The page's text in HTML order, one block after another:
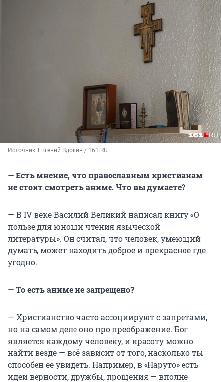
Источник: Евгений Вдовин / 161.RU
— Есть мнение, что православным христианам
не стоит смотреть аниме. Что вы думаете?
— В IV веке Василий Великий написал книгу «О
пользе для юноши чтения языческой
литературы». Он считал, что человек, умеющий
думать, может находить доброе и прекрасное где
угодно.
— То есть аниме не запрещено?
— Христианство часто ассоциируют с запретами,
но на самом деле оно про преображение. Бог
является каждому человеку, и красоту можно
найти везде — всё зависит от того, насколько ты
способен ее увидеть. Например, в «Наруто» есть
идеи верности, дружбы, прощения — вполне